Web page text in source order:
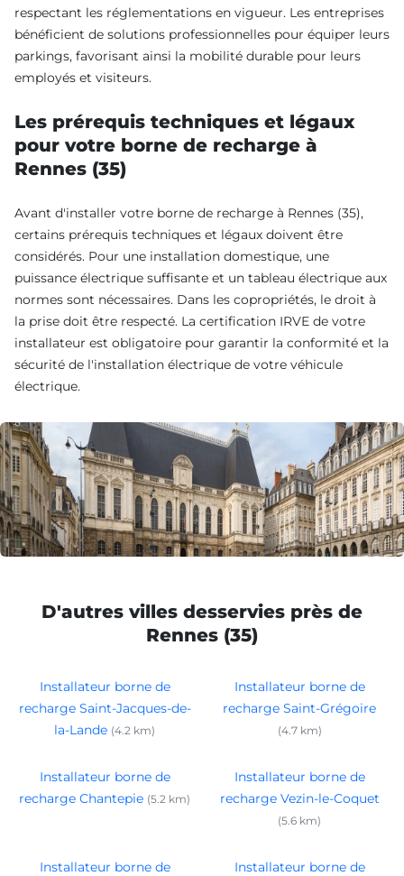
respectant les réglementations en vigueur. Les entreprises
bénéficient de solutions professionnelles pour équiper leurs
parkings, favorisant ainsi la mobilité durable pour leurs
employés et visiteurs.
Les prérequis techniques et légaux
pour votre borne de recharge à
Rennes (35)
Avant d'installer votre borne de recharge à Rennes (35),
certains prérequis techniques et légaux doivent être
considérés. Pour une installation domestique, une
puissance électrique suffisante et un tableau électrique aux
normes sont nécessaires. Dans les copropriétés, le droit à
la prise doit être respecté. La certification IRVE de votre
installateur est obligatoire pour garantir la conformité et la
sécurité de l'installation électrique de votre véhicule
électrique.
D'autres villes desservies près de
Rennes (35)
Installateur borne de
recharge Saint-Jacques-de-
la-Lande (4.2 km)
Installateur borne de
recharge Saint-Grégoire
(4.7 km)
Installateur borne de
recharge Chantepie (5.2 km)
Installateur borne de
recharge Vezin-le-Coquet
(5.6 km)
Installateur borne de
Installateur borne de